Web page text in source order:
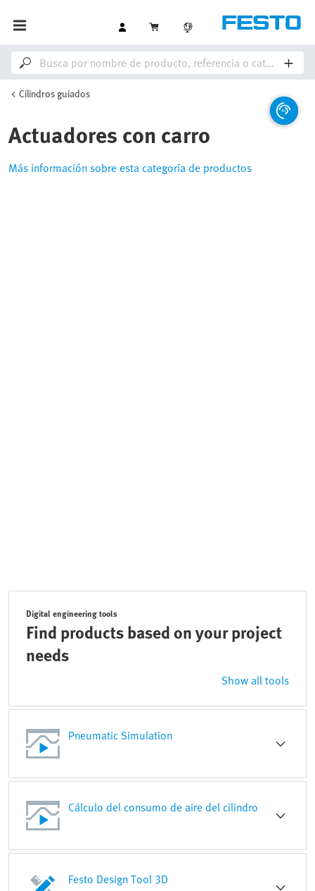
Cilindros guiados
Actuadores con carro
Más información sobre esta categoría de productos
Digital engineering tools
Find products based on your project
needs
Show all tools
Pneumatic Simulation
Cálculo del consumo de aire del cilindro
Festo Design Tool 3D